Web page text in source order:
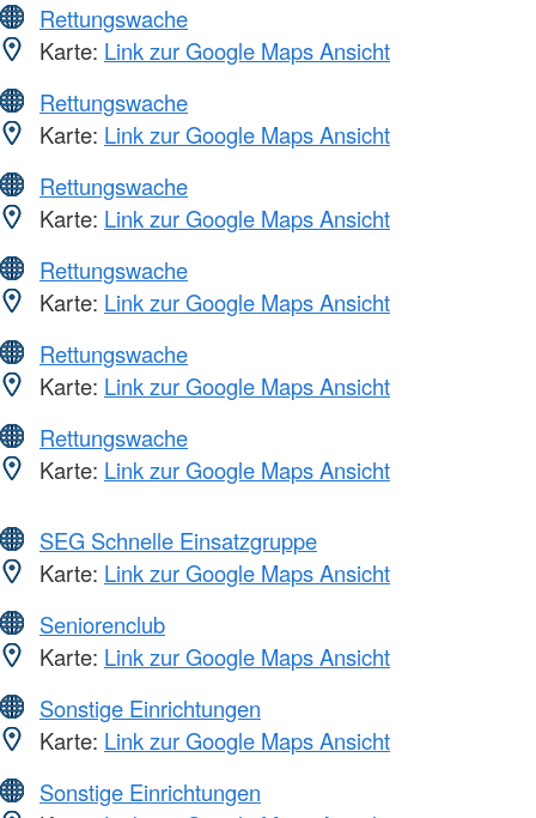
Rettungswache
Karte: Link zur Google Maps Ansicht
Rettungswache
Karte: Link zur Google Maps Ansicht
Rettungswache
Karte: Link zur Google Maps Ansicht
Rettungswache
Karte: Link zur Google Maps Ansicht
Rettungswache
Karte: Link zur Google Maps Ansicht
Rettungswache
Karte: Link zur Google Maps Ansicht
SEG Schnelle Einsatzgruppe
Karte: Link zur Google Maps Ansicht
Seniorenclub
Karte: Link zur Google Maps Ansicht
Sonstige Einrichtungen
Karte: Link zur Google Maps Ansicht
Sonstige Einrichtungen